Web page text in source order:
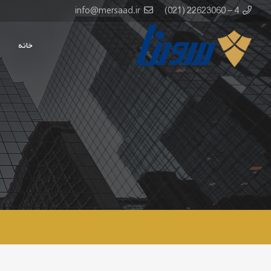
4 – 22623060 (021)
info@mersaad.ir
خانه